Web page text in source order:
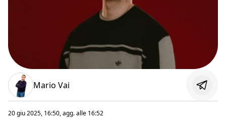
Mario Vai
20 giu 2025, 16:50, agg. alle 16:52